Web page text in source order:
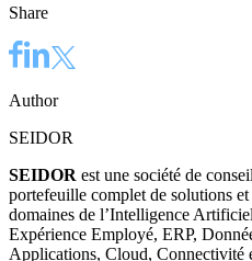
Share
Author
SEIDOR
SEIDOR est une société de
portefeuille complet de solutions
domaines de l’Intelligence
Expérience Employé, ERP,
Applications, Cloud, Connectivité